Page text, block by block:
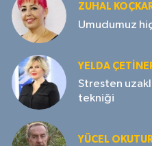
ZUHAL
Umudumuz
YELDA
Stresten
tekniği
YÜCEL